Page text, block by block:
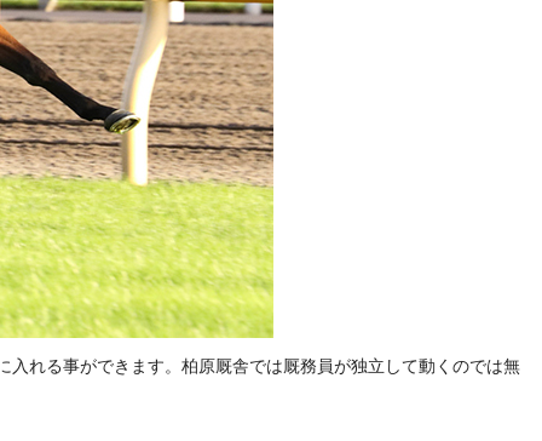
れる事ができます。柏原厩舎では厩務員が独立して動くのでは無